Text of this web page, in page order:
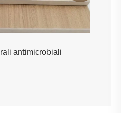
antimicrobiali